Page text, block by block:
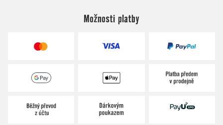
Možnosti platby